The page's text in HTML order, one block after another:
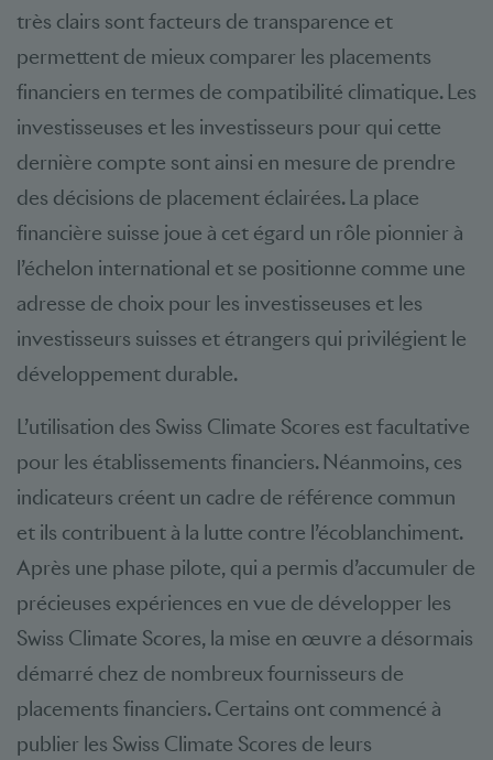
très clairs sont facteurs de transparence et
permettent de mieux comparer les placements
financiers en termes de compatibilité climatique. Les
investisseuses et les investisseurs pour qui cette
dernière compte sont ainsi en mesure de prendre
des décisions de placement éclairées. La place
financière suisse joue à cet égard un rôle pionnier à
l’échelon international et se positionne comme une
adresse de choix pour les investisseuses et les
investisseurs suisses et étrangers qui privilégient le
développement durable.
L’utilisation des Swiss Climate Scores est facultative
pour les établissements financiers. Néanmoins, ces
indicateurs créent un cadre de référence commun
et ils contribuent à la lutte contre l’écoblanchiment.
Après une phase pilote, qui a permis d’accumuler de
précieuses expériences en vue de développer les
Swiss Climate Scores, la mise en œuvre a désormais
démarré chez de nombreux fournisseurs de
placements financiers. Certains ont commencé à
publier les Swiss Climate Scores de leurs